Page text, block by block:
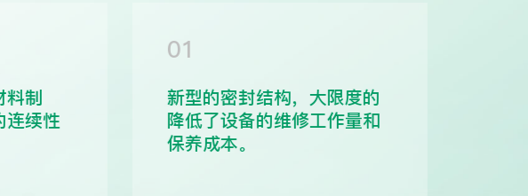
料制
连续性
01
新型的密封结构，大限度的
降低了设备的维修工作量和
保养成本。